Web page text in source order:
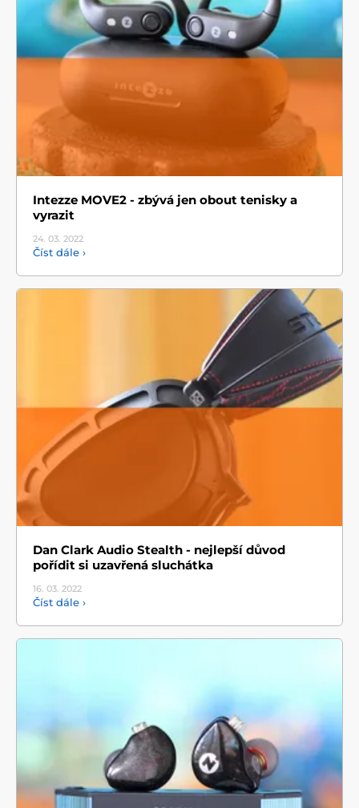
Intezze MOVE2 - zbývá jen obout tenisky a
vyrazit
24. 03. 2022
Číst dále ›
Dan Clark Audio Stealth - nejlepší důvod
pořídit si uzavřená sluchátka
16. 03. 2022
Číst dále ›